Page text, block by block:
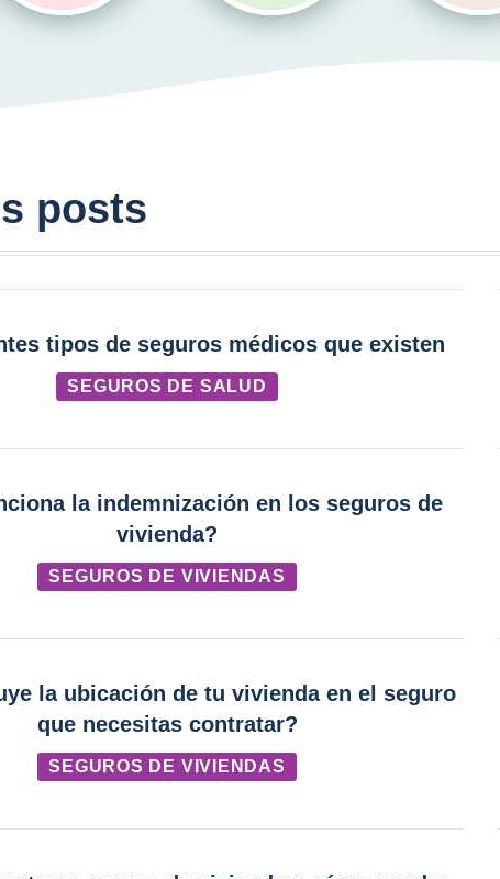
posts
tipos de seguros médicos que existen
SEGUROS DE SALUD
la indemnización en los seguros de
vivienda?
SEGUROS DE VIVIENDAS
la ubicación de tu vivienda en el seguro
que necesitas contratar?
SEGUROS DE VIVIENDAS